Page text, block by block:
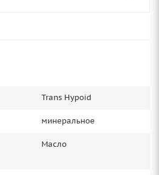
Trans Hypoid
минеральное
Масло